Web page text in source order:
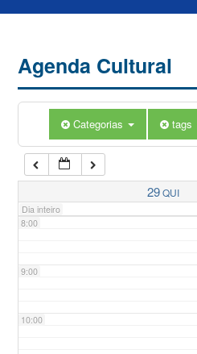
Agenda Cultural
Categorias tags
29QUI
Dia inteiro
5:00
7:00
8:00
9:00
10:00